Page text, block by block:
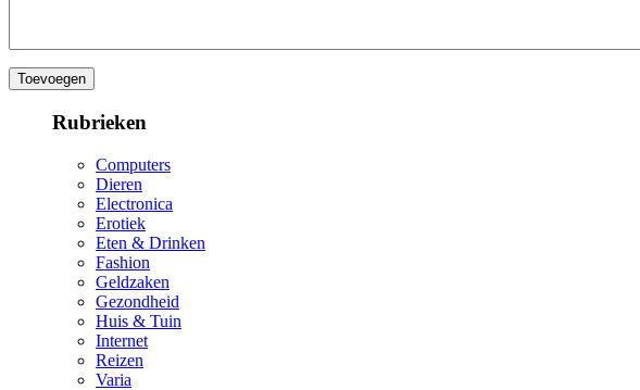
Rubrieken
Computers
Dieren
Electronica
Erotiek
Eten & Drinken
Fashion
Geldzaken
Gezondheid
Huis & Tuin
Internet
Reizen
Varia